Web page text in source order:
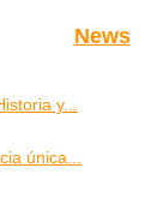
News
y...
única...